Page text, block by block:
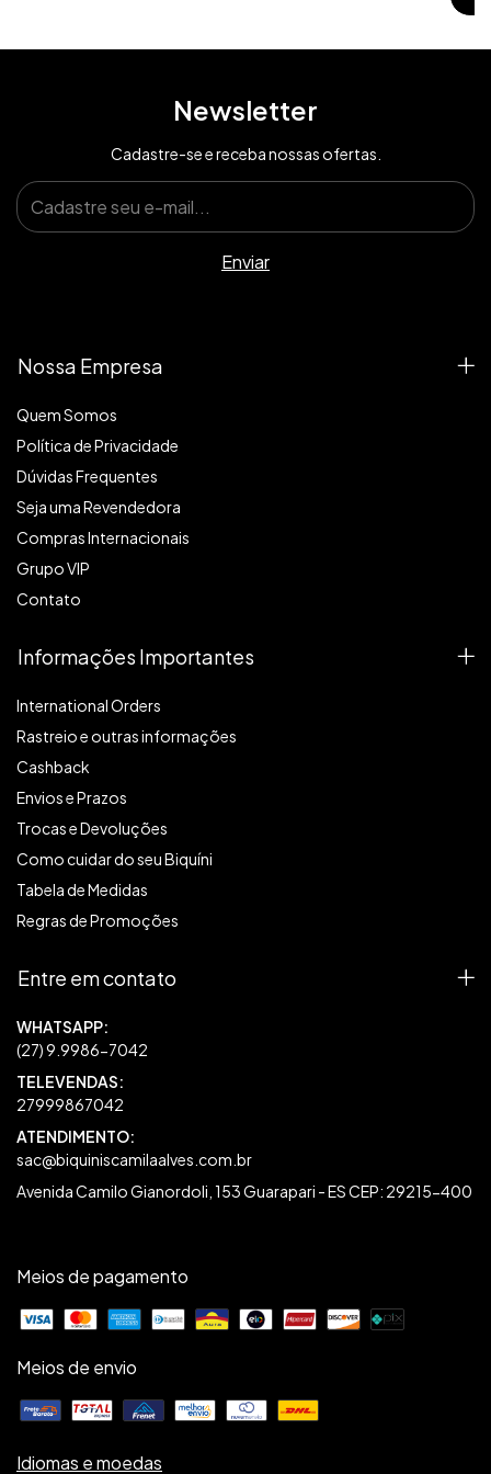
Newsletter
Cadastre-se e receba nossas ofertas.
Nossa Empresa
Quem Somos
Política de Privacidade
Dúvidas Frequentes
Seja uma Revendedora
Compras Internacionais
Grupo VIP
Contato
Informações Importantes
International Orders
Rastreio e outras informações
Cashback
Envios e Prazos
Trocas e Devoluções
Como cuidar do seu Biquíni
Tabela de Medidas
Regras de Promoções
Entre em contato
27999867042
sac@biquiniscamilaalves.com.br
Avenida Camilo Gianordoli, 153 Guarapari - ES CEP: 29215-400
Meios de pagamento
Meios de envio
Idiomas e moedas